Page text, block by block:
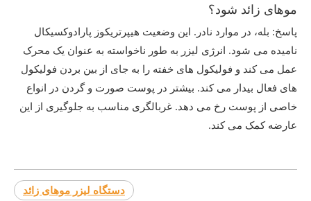
موهای زائد شود؟
پاسخ: بله، در موارد نادر. این وضعیت هیپرتریکوز پارادوکسیکال
نامیده می شود. انرژی لیزر به طور ناخواسته به عنوان یک محرک
عمل می کند و فولیکول های خفته را به جای از بین بردن فولیکول
های فعال بیدار می کند. بیشتر در پوست صورت و گردن در انواع
خاصی از پوست رخ می دهد. غربالگری مناسب به جلوگیری از این
عارضه کمک می کند.
دستگاه لیزر موهای زائد